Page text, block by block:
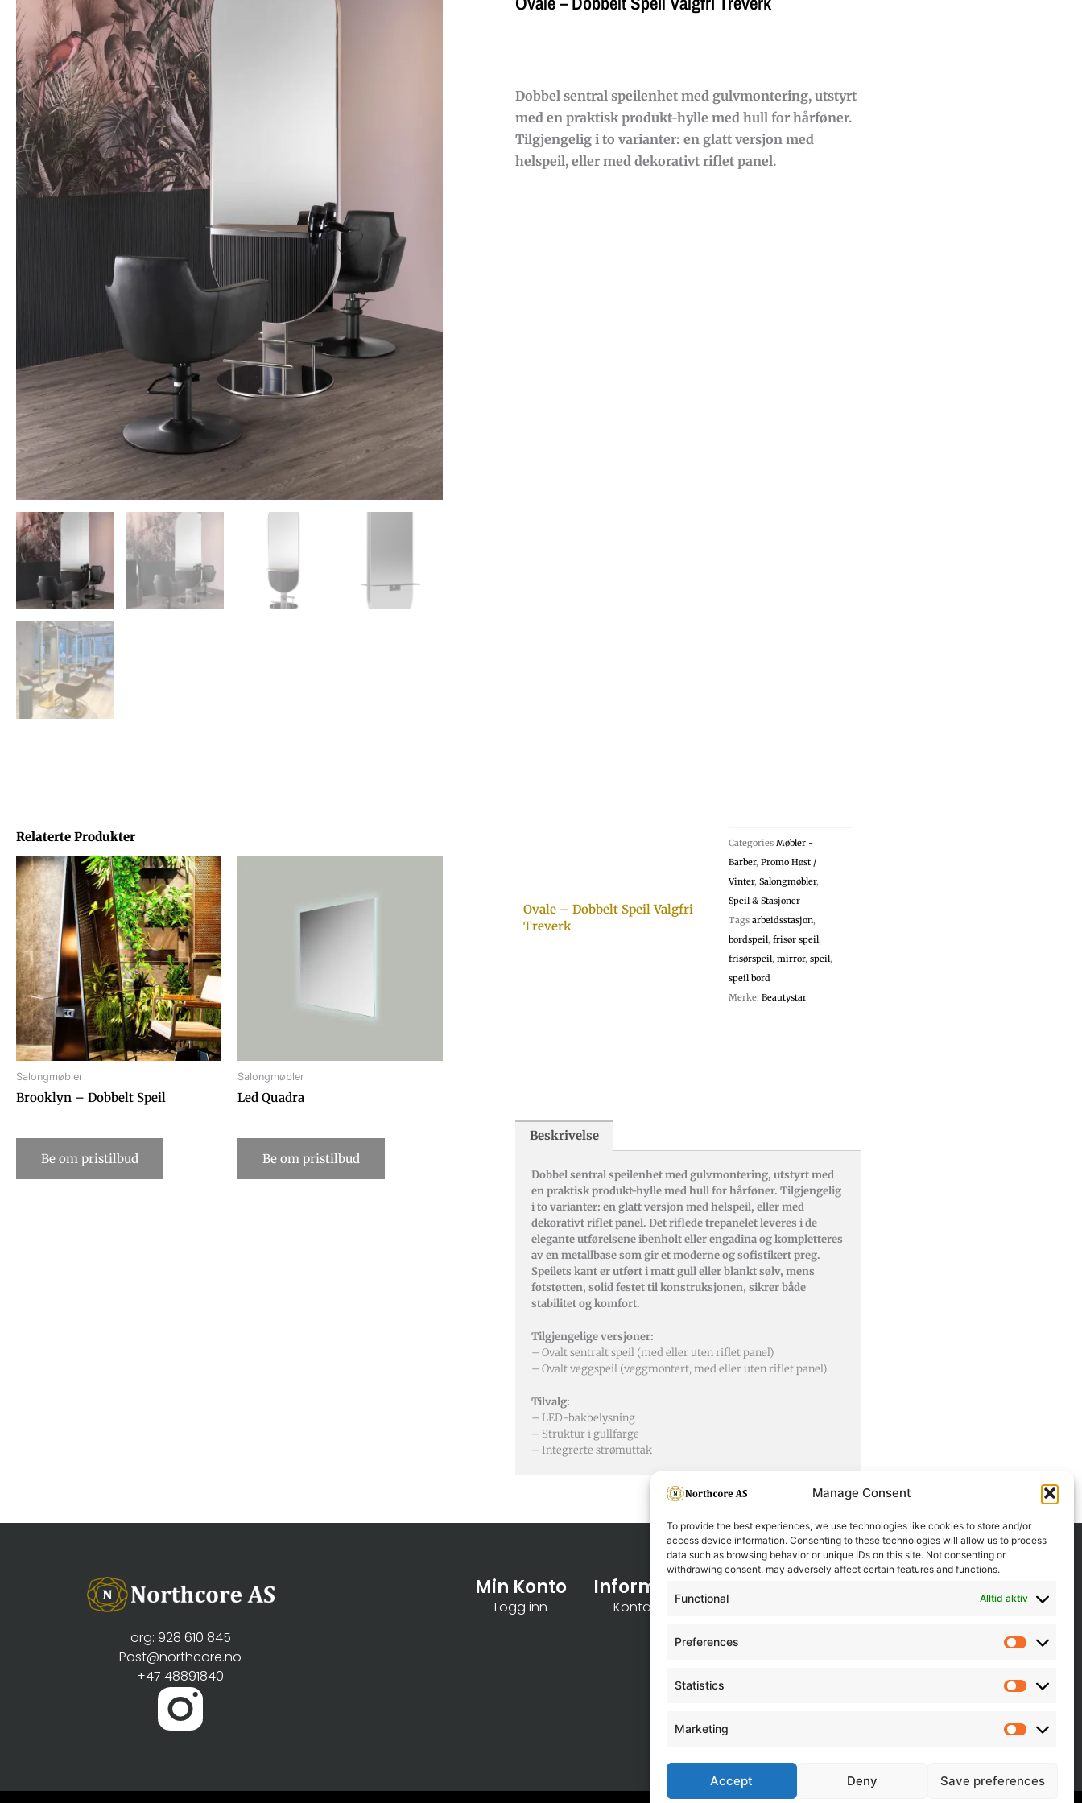
Manage Consent
To provide the best experiences, we use technologies like cookies to store and/or
access device information. Consenting to these technologies will allow us to process
data such as browsing behavior or unique IDs on this site. Not consenting or
withdrawing consent, may adversely affect certain features and functions.
Functional Alltid aktiv
Preferences
Statistics
Statistics
Marketing
Accept Deny Save preferences
Dobbel sentral speilenhet med gulvmontering, utstyrt
med en praktisk produkt-hylle med hull for hårføner.
Tilgjengelig i to varianter: en glatt versjon med
helspeil, eller med dekorativt riflet panel.
Relaterte Produkter
Salongmøbler
Brooklyn – Dobbelt Speil
Be om pristilbud
Salongmøbler
Led Quadra
Be om pristilbud
Ovale – Dobbelt Speil Valgfri
Treverk
Categories Møbler -
Barber, Promo Høst /
Vinter, Salongmøbler,
Speil & Stasjoner
Tags arbeidsstasjon,
bordspeil, frisør speil,
frisørspeil, mirror, speil,
speil bord
Merke: Beautystar
Beskrivelse
Dobbel sentral speilenhet med gulvmontering, utstyrt med
en praktisk produkt-hylle med hull for hårføner. Tilgjengelig
i to varianter: en glatt versjon med helspeil, eller med
dekorativt riflet panel. Det riflede trepanelet leveres i de
elegante utførelsene ibenholt eller engadina og kompletteres
av en metallbase som gir et moderne og sofistikert preg.
Speilets kant er utført i matt gull eller blankt sølv, mens
fotstøtten, solid festet til konstruksjonen, sikrer både
stabilitet og komfort.
Tilgjengelige versjoner:
– Ovalt sentralt speil (med eller uten riflet panel)
– Ovalt veggspeil (veggmontert, med eller uten riflet panel)
Tilvalg:
– LED-bakbelysning
– Struktur i gullfarge
– Integrerte strømuttak
org: 928 610 845
Post@northcore.no
+47 48891840
Min Konto
Logg inn
Informasjon
Kontakt oss